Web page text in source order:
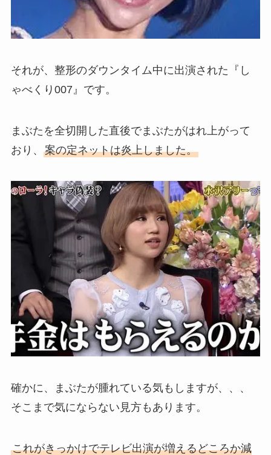
それが、整形のダウンタイム中に出演された『し
ゃべくり007』です。
まぶたを全切開した直後でまぶたがはれ上がって
おり、 案の定ネットは炎上しました。
確かに、まぶたが腫れている気もしますが、、、
そこまで気にならない見方もあります。
これがきっかけでテレビ出演が増えるどころか減